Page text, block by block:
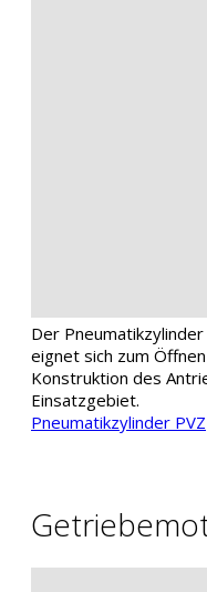
Der
eignet sich zum
Konstruktion des
Einsatzgebiet.
Pneumatikzylinder PVZ